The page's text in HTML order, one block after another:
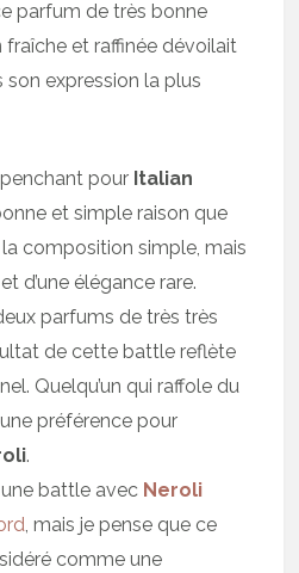
parfum de très bonne
et raffinée dévoilait
expression la plus
penchant pour Italian
et simple raison que
la composition simple, mais
d’une élégance rare.
parfums de très très
de cette battle reflète
Quelqu’un qui raffole du
préférence pour
.
une battle avec Neroli
, mais je pense que ce
comme une